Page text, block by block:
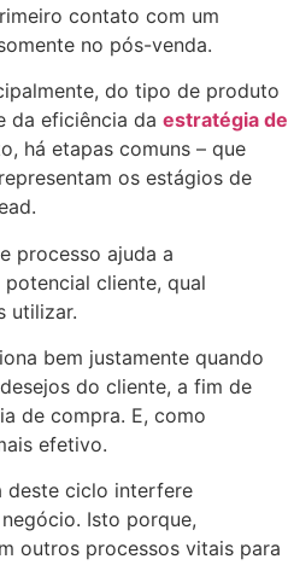
contato com um
no pós-venda.
do tipo de produto
da eficiência da estratégia de
há etapas comuns – que
os estágios de
processo ajuda a
cliente, qual
utilizar.
bem justamente quando
do cliente, a fim de
de compra. E, como
efetivo.
deste ciclo interfere
Isto porque,
outros processos vitais para